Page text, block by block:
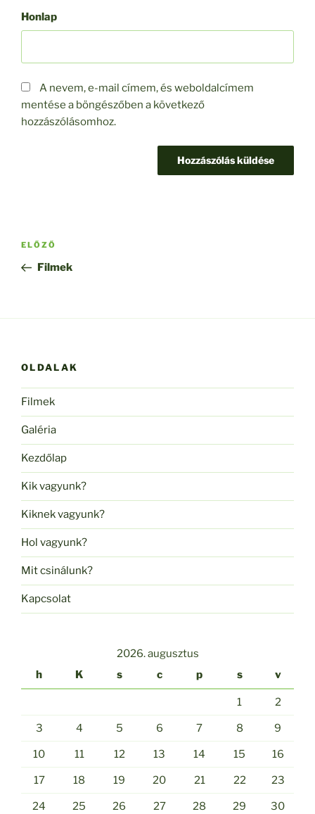
Honlap
A nevem, e-mail címem, és weboldalcímem
mentése a böngészőben a következő
hozzászólásomhoz.
Bejegyzés
Korábbi
bejegyzés
ELŐZŐ
Filmek
OLDALAK
Filmek
Galéria
Kezdőlap
Kik vagyunk?
Kiknek vagyunk?
Hol vagyunk?
Mit csinálunk?
Kapcsolat
2026. augusztus
h
K s c p s v
1 2
3 4 5 6 7 8 9
10 11 12 13 14 15 16
17 18 19 20 21 22 23
24 25 26 27 28 29 30